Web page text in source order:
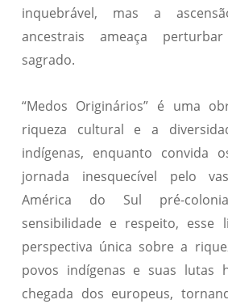
inquebrável, mas a
ancestrais ameaça
sagrado.
“Medos Originários” é uma
riqueza cultural e a
indígenas, enquanto convida
jornada inesquecível pelo
América do Sul pré-
sensibilidade e respeito, esse
perspectiva única sobre a
povos indígenas e suas lutas
chegada dos europeus,